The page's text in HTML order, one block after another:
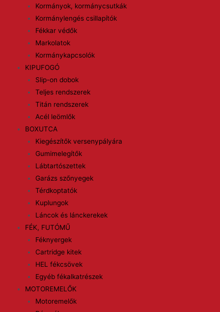
Kormányok, kormánycsutkák
Kormánylengés csillapítók
Fékkar védők
Markolatok
Kormánykapcsolók
KIPUFOGÓ
Slip-on dobok
Teljes rendszerek
Titán rendszerek
Acél leömlők
BOXUTCA
Kiegészítők versenypályára
Gumimelegítők
Lábtartószettek
Garázs szőnyegek
Térdkoptatók
Kuplungok
Láncok és lánckerekek
FÉK, FUTÓMŰ
Féknyergek
Cartridge kitek
HEL fékcsövek
Egyéb fékalkatrészek
MOTOREMELŐK
Motoremelők